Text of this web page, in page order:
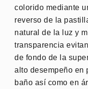
colorido mediante
reverso de la
natural de la luz y
transparencia
de fondo de la
alto desempeño en
baño así como en